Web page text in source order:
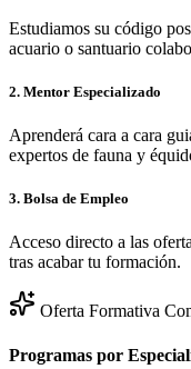
Estudiamos su código
acuario o santuario
2. Mentor Especializado
Aprenderá cara a cara
expertos de fauna y
3. Bolsa de Empleo
Acceso directo a las
tras acabar tu formación.
Oferta Formativa
Programas por